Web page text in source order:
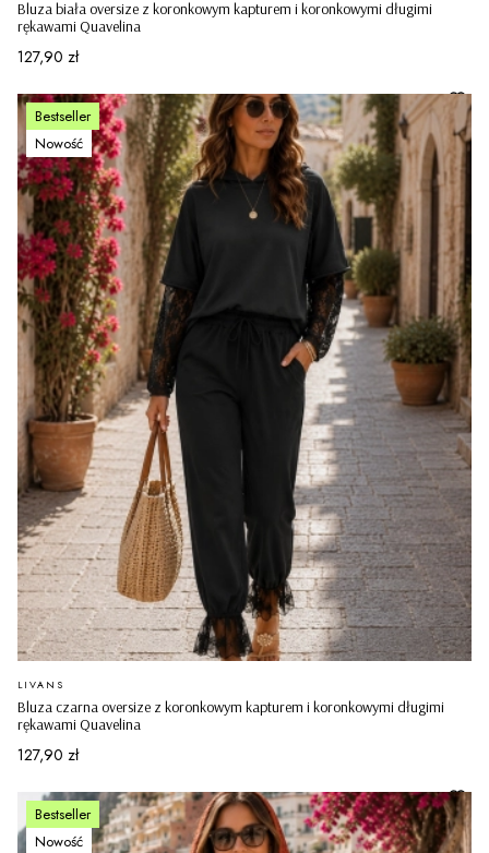
Bluza biała oversize z koronkowym kapturem i koronkowymi długimi
rękawami Quavelina
Cena
127,90 zł
Bestseller
Nowość
Bluza czarna oversize z koronkowym kapturem i koronkowymi długimi
rękawami Quavelina
PRODUCENT
LIVANS
Cena
127,90 zł
Bestseller
Nowość